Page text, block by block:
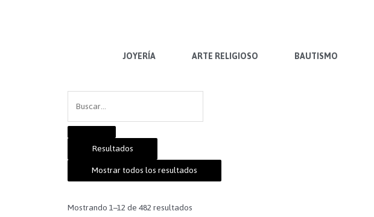
JOYERÍA
ARTE RELIGIOSO BAUTISMO
Resultados
Mostrar todos los resultados
Mostrando 1–12 de 482 resultados